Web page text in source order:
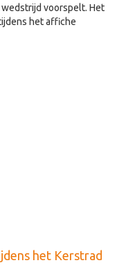
voorspelt. Het
het affiche
het Kerstrad